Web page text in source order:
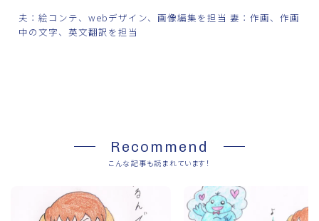
夫：絵コンテ、webデザイン、画像編集を担当 妻：作画、作画
中の文字、英文翻訳を担当
Recommend
こんな記事も読まれています！